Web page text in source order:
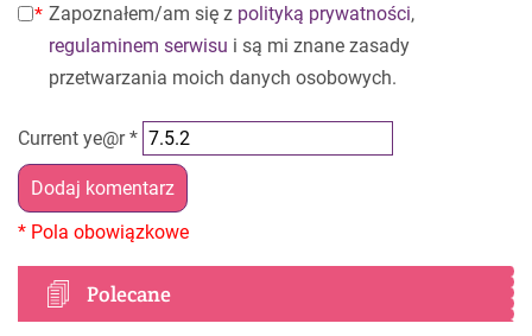
Zapoznałem/am się z polityką prywatności,
regulaminem serwisu i są mi znane zasady
przetwarzania moich danych osobowych.
Current ye@r*
Polecane